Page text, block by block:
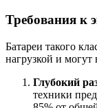
Требования к
Батареи такого
нагрузкой и могут
Глубокий
техники